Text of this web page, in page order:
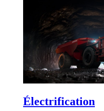
Électrification